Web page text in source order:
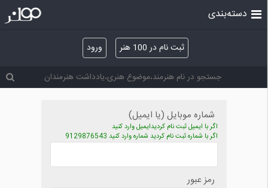
ثبت نام در 100 هنر ورود
دسته‌بندی
شماره موبایل (یا ایمیل)
اگر با ایمیل ثبت نام کردیدایمیل وارد کنید
اگر با شماره ثبت نام کردید شماره وارد کنید 9129876543
رمز عبور